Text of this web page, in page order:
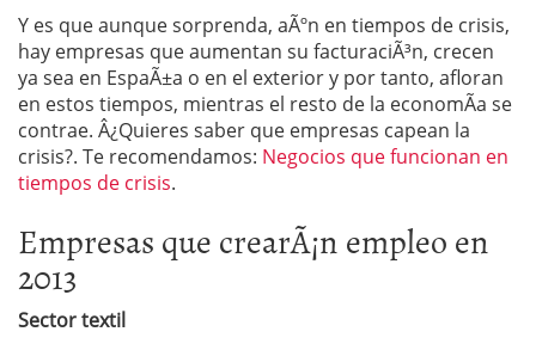
Y es que aunque sorprenda, aÃºn en tiempos de crisis,
hay empresas que aumentan su facturaciÃ³n, crecen
ya sea en EspaÃ±a o en el exterior y por tanto, afloran
en estos tiempos, mientras el resto de la economÃ­a se
contrae. Â¿Quieres saber que empresas capean la
crisis?. Te recomendamos: Negocios que funcionan en
tiempos de crisis.
Empresas que crearÃ¡n empleo en
2013
Sector textil